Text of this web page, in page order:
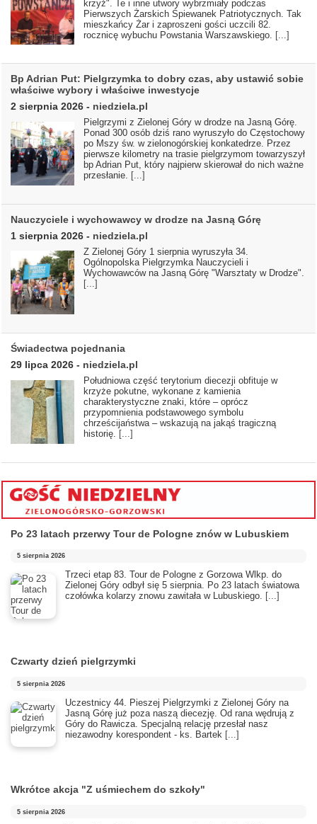
krzyż". Te i inne utwory wybrzmiały podczas
Pierwszych Żarskich Śpiewanek Patriotycznych. Tak
mieszkańcy Żar i zaproszeni gości uczcili 82.
rocznicę wybuchu Powstania Warszawskiego. [...]
Bp Adrian Put: Pielgrzymka to dobry czas, aby ustawić sobie
właściwe wybory i właściwe inwestycje
2 sierpnia 2026 - niedziela.pl
Pielgrzymi z Zielonej Góry w drodze na Jasną Górę.
Ponad 300 osób dziś rano wyruszyło do Częstochowy
po Mszy św. w zielonogórskiej konkatedrze. Przez
pierwsze kilometry na trasie pielgrzymom towarzyszył
bp Adrian Put, który najpierw skierował do nich ważne
przesłanie. [...]
Nauczyciele i wychowawcy w drodze na Jasną Górę
1 sierpnia 2026 - niedziela.pl
Z Zielonej Góry 1 sierpnia wyruszyła 34.
Ogólnopolska Pielgrzymka Nauczycieli i
Wychowawców na Jasną Górę "Warsztaty w Drodze".
[...]
Świadectwa pojednania
29 lipca 2026 - niedziela.pl
Południowa część terytorium diecezji obfituje w
krzyże pokutne, wykonane z kamienia
charakterystyczne znaki, które – oprócz
przypomnienia podstawowego symbolu
chrześcijaństwa – wskazują na jakąś tragiczną
historię. [...]
Po 23 latach przerwy Tour de Pologne znów w Lubuskiem
5 sierpnia 2026
Trzeci etap 83. Tour de Pologne z Gorzowa Wlkp. do
Zielonej Góry odbył się 5 sierpnia. Po 23 latach światowa
czołówka kolarzy znowu zawitała w Lubuskiego.
[...]
Czwarty dzień pielgrzymki
5 sierpnia 2026
Uczestnicy 44. Pieszej Pielgrzymki z Zielonej Góry na
Jasną Górę już poza naszą diecezję. Od rana wędrują z
Góry do Rawicza. Specjalną relację przesłał nasz
niezawodny korespondent - ks. Bartek [...]
Wkrótce akcja "Z uśmiechem do szkoły"
5 sierpnia 2026